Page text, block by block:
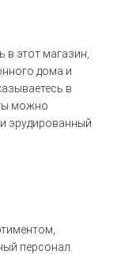
в этот магазин,
дома и
в
можно
эрудированный
персонал.